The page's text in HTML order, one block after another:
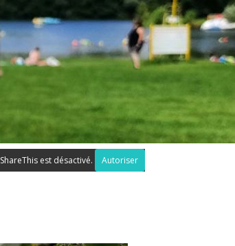
ShareThis est désactivé. Autoriser